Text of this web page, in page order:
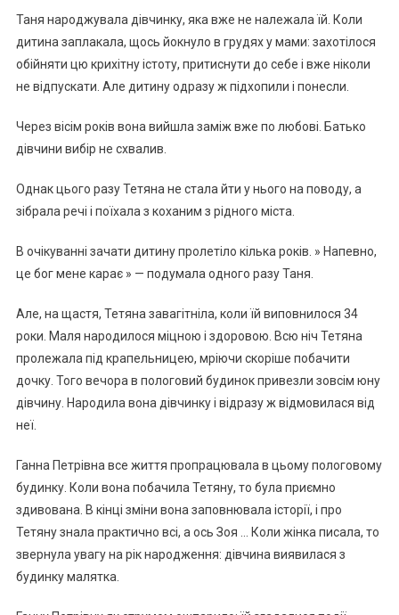
Таня народжувала дівчинку, яка вже не належала їй. Коли
дитина заплакала, щось йокнуло в грудях у мами: захотілося
обійняти цю крихітну істоту, притиснути до себе і вже ніколи
не відпускати. Але дитину одразу ж підхопили і понесли.
Через вісім років вона вийшла заміж вже по любові. Батько
дівчини вибір не схвалив.
Однак цього разу Тетяна не стала йти у нього на поводу, а
зібрала речі і поїхала з коханим з рідного міста.
В очікуванні зачати дитину пролетіло кілька років. » Напевно,
це бог мене карає » — подумала одного разу Таня.
Але, на щастя, Тетяна завагітніла, коли їй виповнилося 34
роки. Маля народилося міцною і здоровою. Всю ніч Тетяна
пролежала під крапельницею, мріючи скоріше побачити
дочку. Того вечора в пологовий будинок привезли зовсім юну
дівчину. Народила вона дівчинку і відразу ж відмовилася від
неї.
Ганна Петрівна все життя пропрацювала в цьому пологовому
будинку. Коли вона побачила Тетяну, то була приємно
здивована. В кінці зміни вона заповнювала історії, і про
Тетяну знала практично всі, а ось Зоя … Коли жінка писала, то
звернула увагу на рік народження: дівчина виявилася з
будинку малятка.